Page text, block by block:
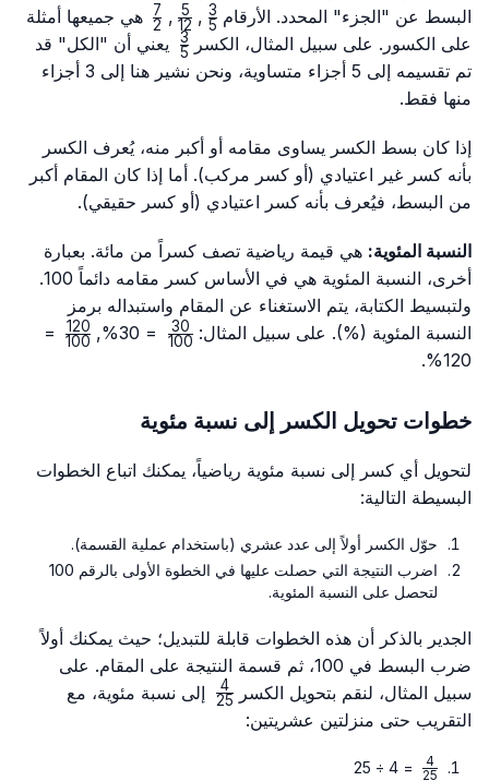
البسط عن "الجزء" المحدد. الأرقام
\frac{3}
{5}
5
3
,
\frac{5}
{12}
12
5
,
\frac{7}
{2}
2
7
هي جميعها أمثلة
على الكسور. على سبيل المثال، الكسر
\frac{3}
{5}
5
3
يعني أن "الكل" قد
تم تقسيمه إلى 5 أجزاء متساوية، ونحن نشير هنا إلى 3 أجزاء
منها فقط.
إذا كان بسط الكسر يساوى مقامه أو أكبر منه، يُعرف الكسر
بأنه كسر غير اعتيادي (أو كسر مركب). أما إذا كان المقام أكبر
من البسط، فيُعرف بأنه كسر اعتيادي (أو كسر حقيقي).
النسبة المئوية: هي قيمة رياضية تصف كسراً من مائة. بعبارة
أخرى، النسبة المئوية هي في الأساس كسر مقامه دائماً 100.
ولتبسيط الكتابة، يتم الاستغناء عن المقام واستبداله برمز
النسبة المئوية (%). على سبيل المثال:
\frac{30}
100
30
= 30%,
100
120
=
120%.
خطوات تحويل الكسر إلى نسبة مئوية
لتحويل أي كسر إلى نسبة مئوية رياضياً، يمكنك اتباع الخطوات
البسيطة التالية:
حوّل الكسر أولاً إلى عدد عشري (باستخدام عملية القسمة).
اضرب النتيجة التي حصلت عليها في الخطوة الأولى بالرقم 100
لتحصل على النسبة المئوية.
الجدير بالذكر أن هذه الخطوات قابلة للتبديل؛ حيث يمكنك أولاً
ضرب البسط في 100، ثم قسمة النتيجة على المقام. على
سبيل المثال، لنقم بتحويل الكسر
\frac{4}25
4
إلى نسبة مئوية، مع
التقريب حتى منزلتين عشريتين:
\frac{4}25
4
= 4 ÷ 25